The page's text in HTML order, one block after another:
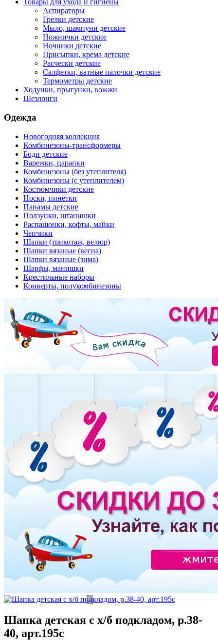
Товары для ухода и гигиены
Аспираторы
Грелки детские
Мыло, шампуни детские
Ножнички детские
Ночники детские
Присыпки, крема детские
Расчески детские
Салфетки, ватные палочки детские
Термометры детские
Ходунки, прыгунки, вожжи
Шезлонги
Одежда
Новогодняя коллекция
Комбинезоны-трансформеры
Боди детские
Варежки, царапки
Комбинезоны (без утеплителя)
Комбинезоны (с утеплителем)
Костюмчики детские
Носки, пинетки
Панамы детские
Ползунки, штанишки
Распашонки, кофты, майки
Чепчики
Шапки (трикотаж, велюр)
Шапки вязаные (весна)
Шапки вязаные (зима)
Шарфы, манишки
Крестильные наборы
Конверты, полукомбинезоны
Шапка детская с х/б подкладом, р.38-
40, арт.195с